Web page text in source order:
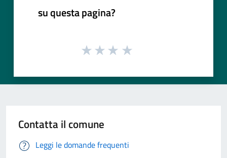
su questa pagina?
Contatta il comune
Leggi le domande frequenti